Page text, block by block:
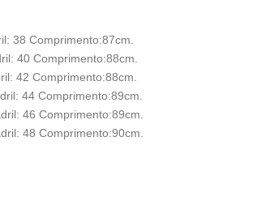
38 Comprimento:87cm.
40 Comprimento:88cm.
42 Comprimento:88cm.
44 Comprimento:89cm.
46 Comprimento:89cm.
48 Comprimento:90cm.